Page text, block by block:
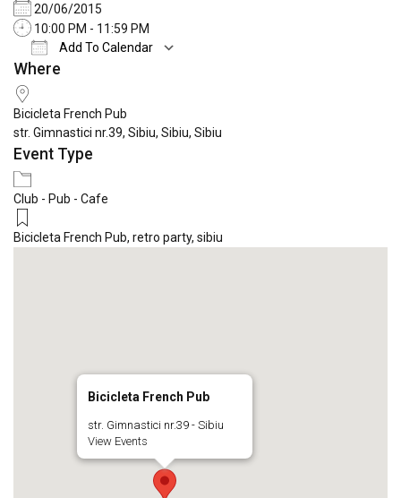
20/06/2015
10:00 PM - 11:59 PM
Add To Calendar
Download ICS
Where
Bicicleta French Pub
str. Gimnastici nr.39, Sibiu, Sibiu, Sibiu
Event Type
Club - Pub - Cafe
Bicicleta French Pub, retro party, sibiu
Bicicleta French Pub
str. Gimnastici nr.39 - Sibiu
View Events